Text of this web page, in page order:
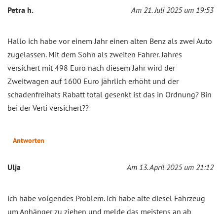
Petra h. Am 21. Juli 2025 um 19:53
Hallo ich habe vor einem Jahr einen alten Benz als zwei Auto
zugelassen. Mit dem Sohn als zweiten Fahrer. Jahres
versichert mit 498 Euro nach diesem Jahr wird der
Zweitwagen auf 1600 Euro jährlich erhöht und der
schadenfreihats Rabatt total gesenkt ist das in Ordnung? Bin
bei der Verti versichert??
Antworten
Ulja Am 13. April 2025 um 21:12
ich habe volgendes Problem. ich habe alte diesel Fahrzeug
um Anhänger zu ziehen und melde das meistens an ab